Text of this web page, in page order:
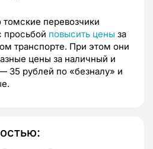
перевозчики
просьбой повысить цены за
транспорте. При этом они
цены за наличный и
35 рублей по «безналу» и